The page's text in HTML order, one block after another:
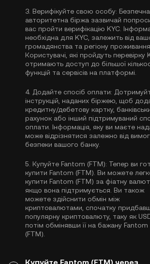
3. Верифікуйте свою особу:
авторитетна біржа зазвичай
вас пройти верифікацію KYC .
необхідна для KYC, залежить від
громадянства та регіону проживання.
Користувачі, які пройдуть перевірку
отримають доступ до більшої
функцій та сервісів на платформі.
4. Додайте спосіб оплати:
інструкцій, наданих біржею, щоб
кредитну/дебетову картку,
рахунок або інший підтримуваний
оплати. Інформація, яку ви маєте
може відрізнятися залежно від вимог
безпеки вашого банку.
5. Купуйте Fantom (FTM): Тепер ви
купити Fantom (FTM). Ви можете
купити Fantom (FTM) за фіатну
якщо вона підтримується. Ви також
можете здійснити обмін між
криптовалютами, спочатку
популярну криптовалюту, таку як
потім обмінявши її на бажану Fantom
(FTM).